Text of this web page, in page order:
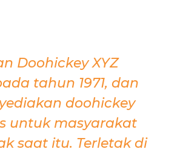
Doohickey XYZ
tahun 1971, dan
doohickey
untuk masyarakat
saat itu. Terletak di